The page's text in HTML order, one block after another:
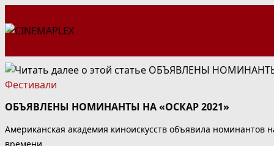
к
Фестивали
ОБЪЯВЛЕНЫ НОМИНАНТЫ НА «ОСКАР 2021»
Американская академия киноискусств объявила